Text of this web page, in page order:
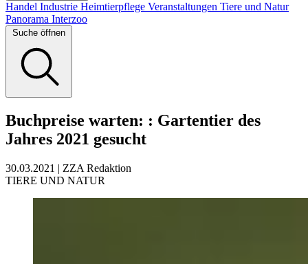
Handel Industrie Heimtierpflege Veranstaltungen Tiere und Natur
Panorama Interzoo
Suche öffnen
Buchpreise warten: : Gartentier des
Jahres 2021 gesucht
30.03.2021 | ZZA Redaktion
TIERE UND NATUR